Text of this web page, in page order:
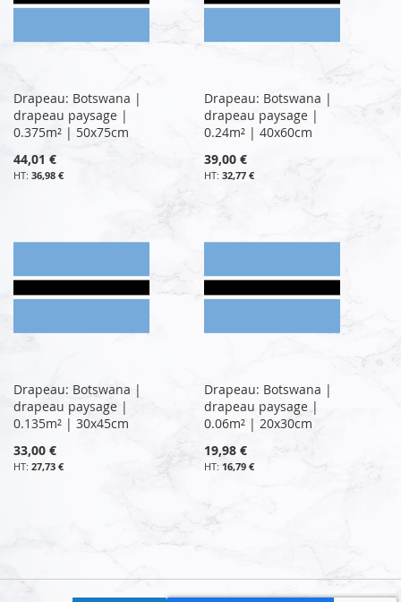
Drapeau: Botswana |
drapeau paysage |
0.375m² | 50x75cm
44,01 €
36,98 €
Drapeau: Botswana |
drapeau paysage |
0.24m² | 40x60cm
39,00 €
32,77 €
Drapeau: Botswana |
drapeau paysage |
0.135m² | 30x45cm
33,00 €
27,73 €
Drapeau: Botswana |
drapeau paysage |
0.06m² | 20x30cm
19,98 €
16,79 €